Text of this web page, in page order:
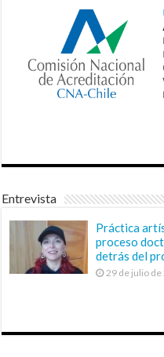
Entrevista
Práctica
proceso
detrás del
29 de julio